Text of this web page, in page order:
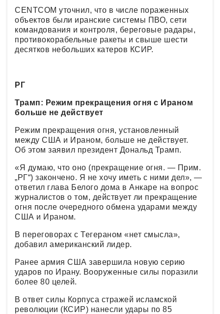
CENTCOM уточнил, что в числе пораженных
объектов были иранские системы ПВО, сети
командования и контроля, береговые радары,
противокорабельные ракеты и свыше шести
десятков небольших катеров КСИР.
РГ
Трамп: Режим прекращения огня с Ираном
больше не действует
Режим прекращения огня, установленный
между США и Ираном, больше не действует.
Об этом заявил президент Дональд Трамп.
«Я думаю, что оно (прекращение огня. — Прим.
„РГ“) закончено. Я не хочу иметь с ними дел», —
ответил глава Белого дома в Анкаре на вопрос
журналистов о том, действует ли прекращение
огня после очередного обмена ударами между
США и Ираном.
В переговорах с Тегераном «нет смысла»,
добавил американский лидер.
Ранее армия США завершила новую серию
ударов по Ирану. Вооруженные силы поразили
более 80 целей.
В ответ силы Корпуса стражей исламской
революции (КСИР) нанесли удары по 85